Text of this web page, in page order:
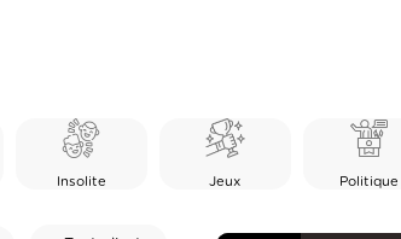
Insolite Jeux Politique